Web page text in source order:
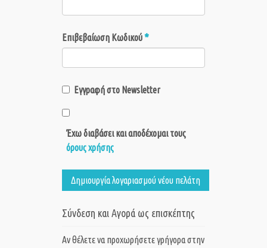
Επιβεβαίωση Κωδικού*
Εγγραφή στο Newsletter
Έχω διαβάσει και αποδέχομαι τους
όρους χρήσης
Δημιουργία λογαριασμού νέου πελάτη
Σύνδεση και Αγορά ως επισκέπτης
Αν θέλετε να προχωρήσετε γρήγορα στην